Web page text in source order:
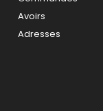
Avoirs
Adresses